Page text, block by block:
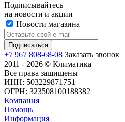
Подписывайтесь
на новости и акции
Новости магазина
+7 967 808-68-08 Заказать звонок
2011 - 2026 © Климатика
Все права защищены
ИНН: 503229871751
ОГРН: 323508100188382
Компания
Помощь
Информация